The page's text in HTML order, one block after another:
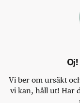
Vi ber om ursäkt
vi kan, håll ut! Har